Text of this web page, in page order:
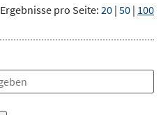
Ergebnisse pro Seite: 20 | 50 | 100